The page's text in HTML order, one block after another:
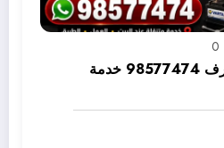
0
كراج متنقل غرب مشرف 98577474 خدمة